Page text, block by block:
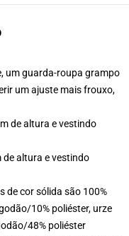
um guarda-roupa grampo
um ajuste mais frouxo,
de altura e vestindo
altura e vestindo
de cor sólida são 100%
10% poliéster, urze
48% poliéster